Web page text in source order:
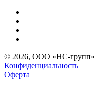
© 2026, ООО «НС-групп»
Конфиденциальность
Оферта